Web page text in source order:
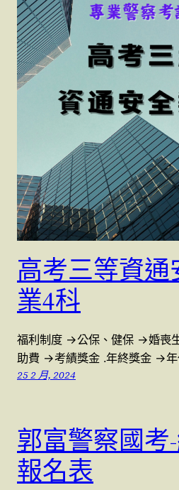
高考三等資
業4科
福利制度 →公保、健保 →婚喪
助費 →考績獎金 .年終獎金 →
25 2 月, 2024
郭富警察國考
報名表